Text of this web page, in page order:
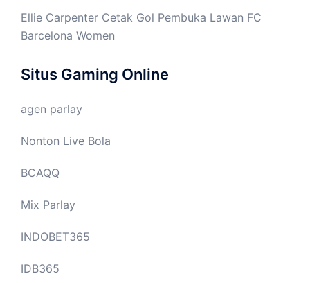
Ellie Carpenter Cetak Gol Pembuka Lawan FC
Barcelona Women
Situs Gaming Online
agen parlay
Nonton Live Bola
BCAQQ
Mix Parlay
INDOBET365
IDB365